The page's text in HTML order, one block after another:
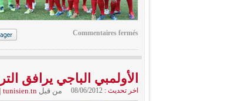
Commentaires fermés
الأولمبي الباجي يرافق
اخر تحديث : 08/06/2012 من قبلtunisien.tn
|